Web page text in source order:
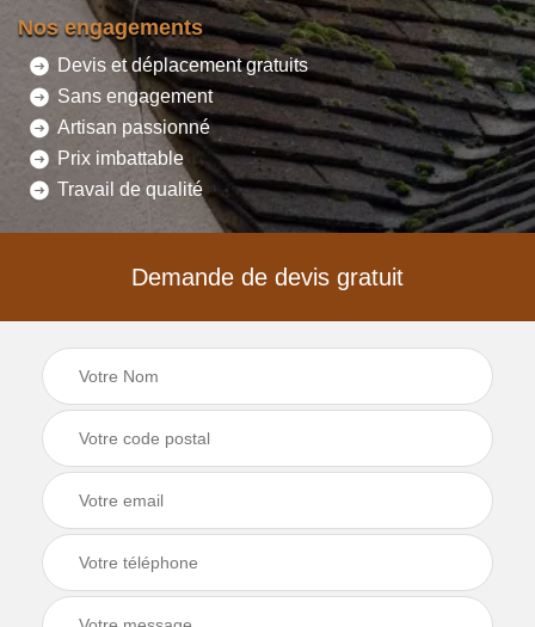
Nos engagements
Devis et déplacement gratuits
Sans engagement
Artisan passionné
Prix imbattable
Travail de qualité
Demande de devis gratuit